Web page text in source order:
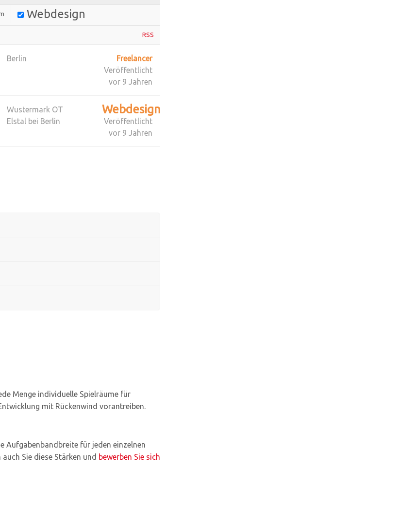
Webdesign
RSS
Berlin
Freelancer
Veröffentlicht
vor 9 Jahren
Wustermark OT
Elstal bei Berlin
Webdesign
Veröffentlicht
vor 9 Jahren
Menge individuelle Spielräume für
mit Rückenwind vorantreiben.
Aufgabenbandbreite für jeden einzelnen
Sie diese Stärken und bewerben Sie sich